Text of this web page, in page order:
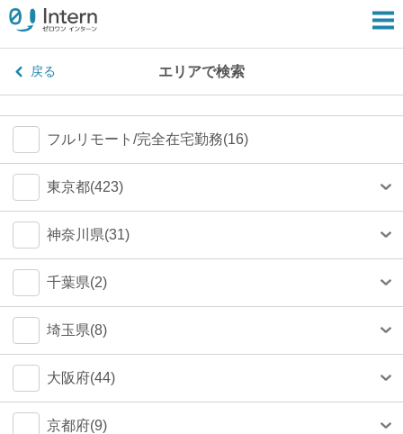
戻る エリアで検索
フルリモート/完全在宅勤務(16)
東京都(423)
港区(79)
渋谷区(75)
新宿区(67)
千代田区(54)
中央区(50)
神奈川県(31)
横浜市(23)
川崎市(4)
鎌倉市(1)
大和市(0)
千葉県(2)
船橋市(0)
千葉市(0)
埼玉県(8)
さいたま市(4)
大阪府(44)
大阪市(39)
京都府(9)